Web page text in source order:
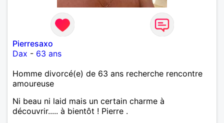
Pierresaxo
Dax - 63 ans
Homme divorcé(e) de 63 ans recherche rencontre
amoureuse
Ni beau ni laid mais un certain charme à
découvrir..... à bientôt ! Pierre .